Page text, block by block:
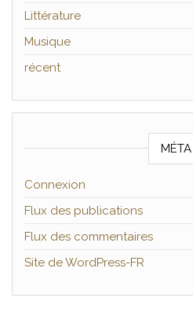
Littérature
Musique
récent
MÉTA
Connexion
Flux des publications
Flux des commentaires
Site de WordPress-FR